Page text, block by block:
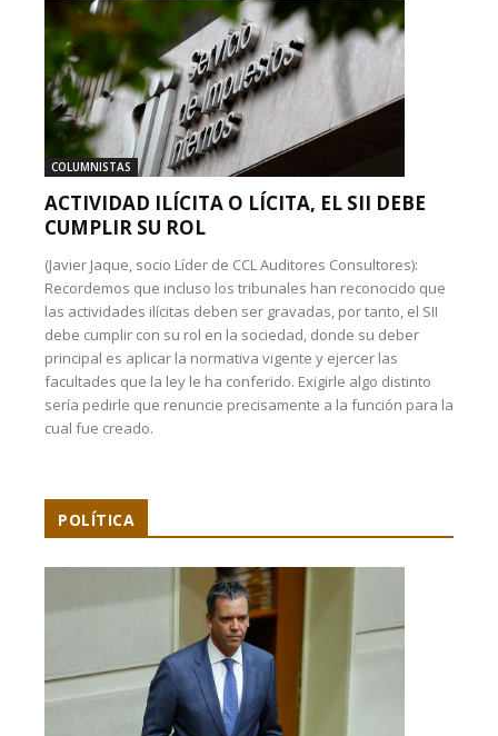
COLUMNISTAS
ACTIVIDAD ILÍCITA O LÍCITA, EL SII DEBE
CUMPLIR SU ROL
(Javier Jaque, socio Líder de CCL Auditores Consultores):
Recordemos que incluso los tribunales han reconocido que
las actividades ilícitas deben ser gravadas, por tanto, el SII
debe cumplir con su rol en la sociedad, donde su deber
principal es aplicar la normativa vigente y ejercer las
facultades que la ley le ha conferido. Exigirle algo distinto
sería pedirle que renuncie precisamente a la función para la
cual fue creado.
POLÍTICA